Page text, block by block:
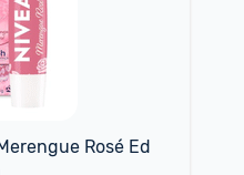
Rosé Ed